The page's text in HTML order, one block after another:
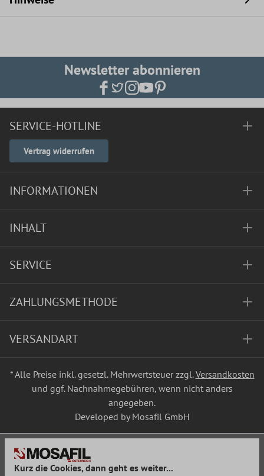
Newsletter abonnieren
SERVICE-HOTLINE
Vertrag widerrufen
INFORMATIONEN
INHALT
SERVICE
ZAHLUNGSMETHODE
VERSANDART
* Alle Preise inkl. gesetzl. Mehrwertsteuer zzgl.Versandkosten
und ggf. Nachnahmegebühren, wenn nicht anders
angegeben.
Developed by Mosafil GmbH
Kurz die Cookies, dann geht es weiter...